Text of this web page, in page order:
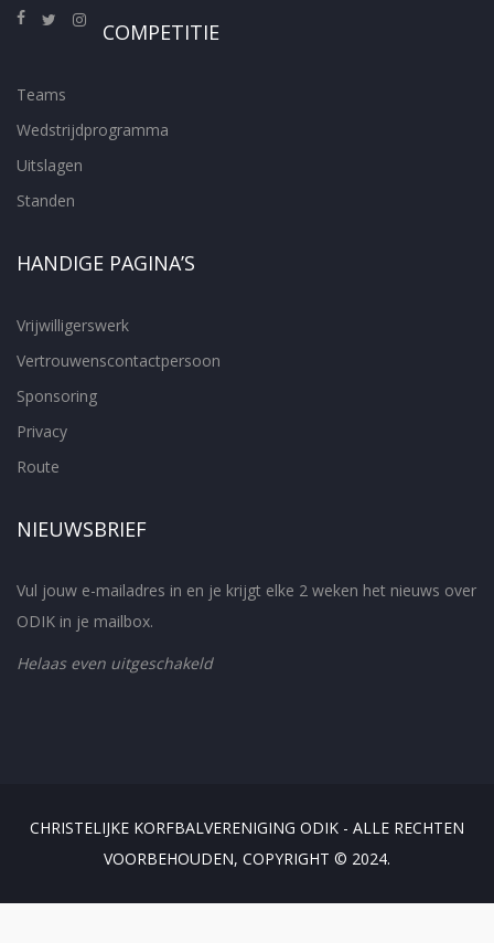
COMPETITIE
Teams
Wedstrijdprogramma
Uitslagen
Standen
HANDIGE PAGINA’S
Vrijwilligerswerk
Vertrouwenscontactpersoon
Sponsoring
Privacy
Route
NIEUWSBRIEF
Vul jouw e-mailadres in en je krijgt elke 2 weken het nieuws over
ODIK in je mailbox.
Helaas even uitgeschakeld
CHRISTELIJKE KORFBALVERENIGING ODIK - ALLE RECHTEN
VOORBEHOUDEN, COPYRIGHT © 2024.